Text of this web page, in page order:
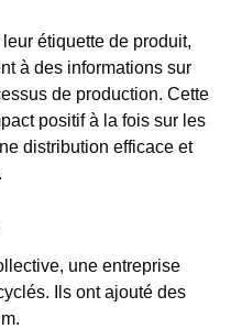
étiquette de produit,
à des informations sur
de production. Cette
positif à la fois sur les
distribution efficace et
une entreprise
Ils ont ajouté des